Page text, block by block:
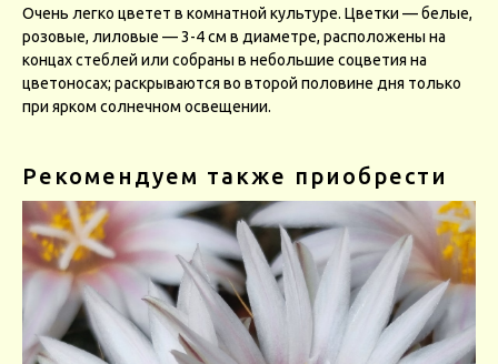
Очень легко цветет в комнатной культуре. Цветки — белые,
розовые, лиловые — 3-4 см в диаметре, расположены на
концах стеблей или собраны в небольшие соцветия на
цветоносах; раскрываются во второй половине дня только
при ярком солнечном освещении.
Рекомендуем также приобрести